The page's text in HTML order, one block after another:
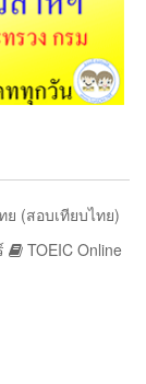
ย (สอบเทียบไทย)
TOEIC Online